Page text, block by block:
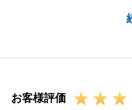
今回はお住替えでご
ったからこそ大変ス
きました。
また何かご用命がご
お客様評価